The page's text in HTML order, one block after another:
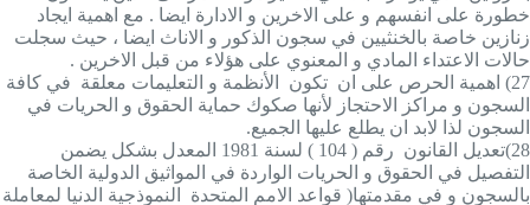
خطورة على انفسهم و على الاخرين و الادارة ايضا . مع اهمية ايجاد
زنازين خاصة بالخنثيين في سجون الذكور و الاناث ايضا ، حيث سجلت
حالات الاعتداء المادي و المعنوي على هؤلاء من قبل الاخرين .
27)
اهمية الحرص على ان تكون الأنظمة و التعليمات معلقة في كافة
السجون و مراكز الاحتجاز لأنها صكوك حماية الحقوق و الحريات في
السجون لذا لابد ان يطلع عليها الجميع.
28)
تعديل القانون رقم ( 104 ) لسنة 1981 المعدل بشكل يضمن
التفصيل في الحقوق و الحريات الواردة في المواثيق الدولية الخاصة
بالسجون و في مقدمتها( قواعد الامم المتحدة النموذجية الدنيا لمعاملة